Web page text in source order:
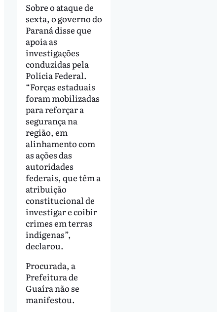
Sobre o ataque de
sexta, o governo do
Paraná disse que
apoia as
investigações
conduzidas pela
Polícia Federal.
“Forças estaduais
foram mobilizadas
para reforçar a
segurança na
região, em
alinhamento com
as ações das
autoridades
federais, que têm a
atribuição
constitucional de
investigar e coibir
crimes em terras
indígenas”,
declarou.
Procurada, a
Prefeitura de
Guaíra não se
manifestou.